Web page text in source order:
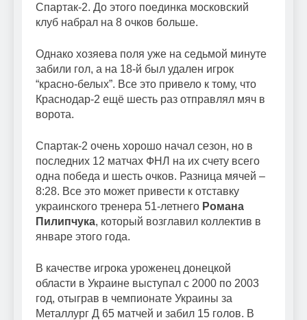
Спартак-2. До этого поединка московский
клуб набрал на 8 очков больше.
Однако хозяева поля уже на седьмой минуте
забили гол, а на 18-й был удален игрок
“красно-белых”. Все это привело к тому, что
Краснодар-2 ещё шесть раз отправлял мяч в
ворота.
Спартак-2 очень хорошо начал сезон, но в
последних 12 матчах ФНЛ на их счету всего
одна победа и шесть очков. Разница мячей –
8:28. Все это может привести к отставку
украинского тренера 51-летнего Романа
Пилипчука, который возглавил коллектив в
январе этого года.
В качестве игрока уроженец донецкой
области в Украине выступал с 2000 по 2003
год, отыграв в чемпионате Украины за
Металлург Д 65 матчей и забил 15 голов. В